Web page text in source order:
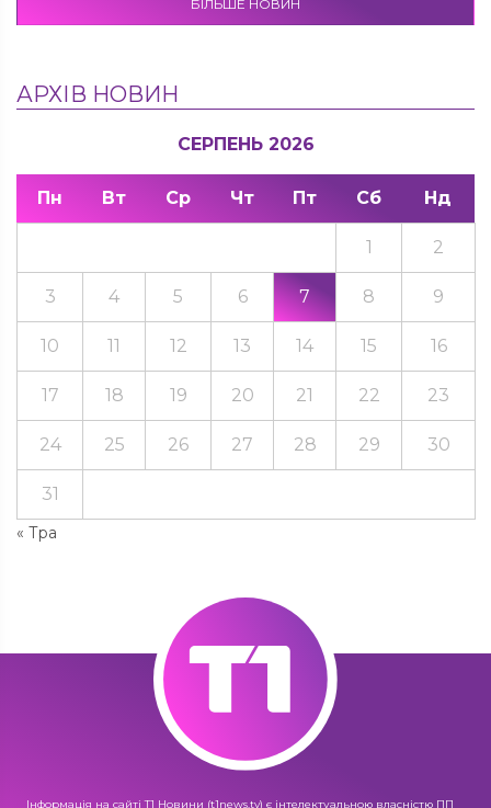
БІЛЬШЕ НОВИН
АРХІВ НОВИН
СЕРПЕНЬ 2026
Пн Вт Ср Чт Пт Сб Нд
« Тра
1 2
3 4 5 6 7 8 9
10 11 12 13 14 15 16
17 18 19 20 21 22 23
24 25 26 27 28 29 30
31
Інформація на сайті Т1 Новини (t1news.tv) є інтелектуальною власністю ПП